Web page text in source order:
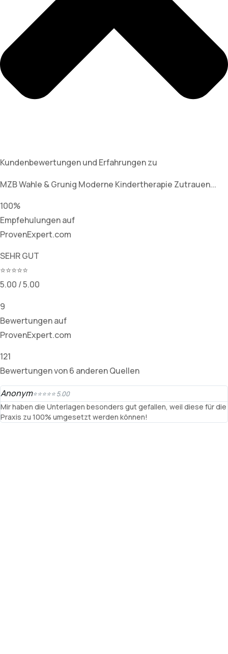
Kundenbewertungen und Erfahrungen zu
MZB Wahle & Grunig Moderne Kindertherapie Zutrauen...
100%
Empfehulungen auf
ProvenExpert.com
SEHR GUT
⭐⭐⭐⭐⭐
5.00 / 5.00
9
Bewertungen auf
ProvenExpert.com
121
Bewertungen von 6 anderen Quellen
Anonym⭐⭐⭐⭐⭐ 5.00
Mir haben die Unterlagen besonders gut gefallen, weil diese für die
Praxis zu 100% umgesetzt werden können!